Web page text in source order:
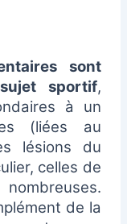
sont
sportif,
à un
(liées au
lésions du
celles de
de la